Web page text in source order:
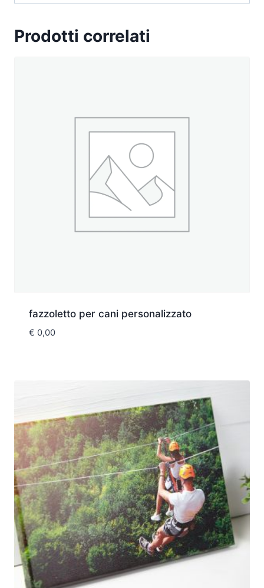
Prodotti correlati
fazzoletto per cani personalizzato
€ 0,00